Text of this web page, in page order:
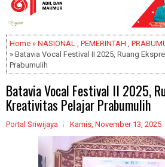
Home » NASIONAL , PEMERINTAH ,
» Batavia Vocal Festival II 2025, Ruang
Prabumulih
Batavia Vocal Festival II 2025,
Kreativitas Pelajar Prabumulih
Portal Sriwijaya Kamis, November 13, 2025